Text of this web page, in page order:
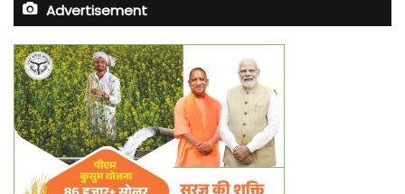
Advertisement